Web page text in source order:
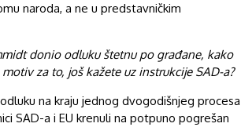
naroda, a ne u predstavničkim
donio odluku štetnu po građane, kako
za to, još kažete uz instrukcije SAD-a?
na kraju jednog dvogodišnjeg procesa
SAD-a i EU krenuli na potpuno pogrešan